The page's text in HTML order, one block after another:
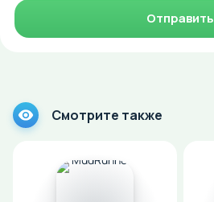
Отправить
Смотрите также